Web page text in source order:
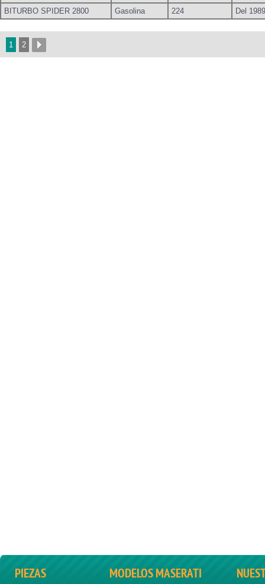
BITURBO SPIDER 2800
Gasolina 224 Del
1 2
PIEZAS MODELOS MASERATI